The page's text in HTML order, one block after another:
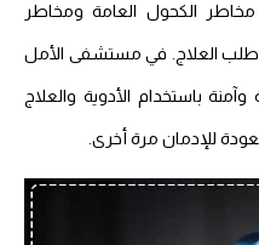
الكحول العامة ومخاطر
طلب العلاج. في مستشفى الأمل
باستخدام الأدوية والعلاج
للإدمان مرة أخرى.